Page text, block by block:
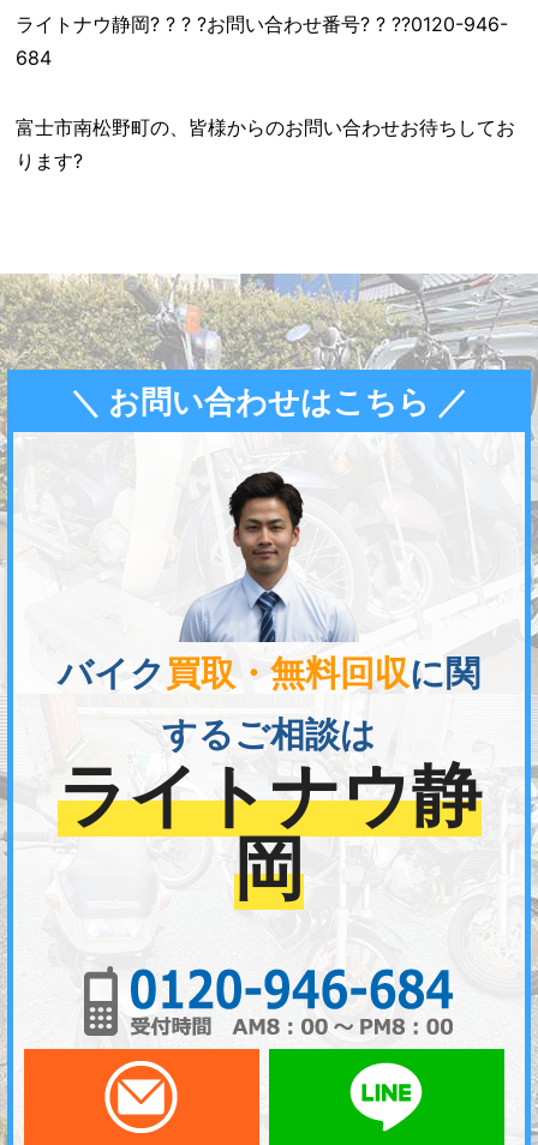
ライトナウ静岡? ? ? ?お問い合わせ番号? ? ??0120-946-
684
富士市南松野町の、皆様からのお問い合わせお待ちしてお
ります?
＼ お問い合わせはこちら ／
バイク 買取・無料回収に関
するご相談は
ライトナウ静
岡
メールでお問い合わせ